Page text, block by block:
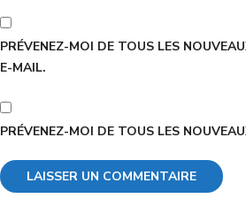
PRÉVENEZ-MOI DE TOUS LES
E-MAIL.
PRÉVENEZ-MOI DE TOUS LES